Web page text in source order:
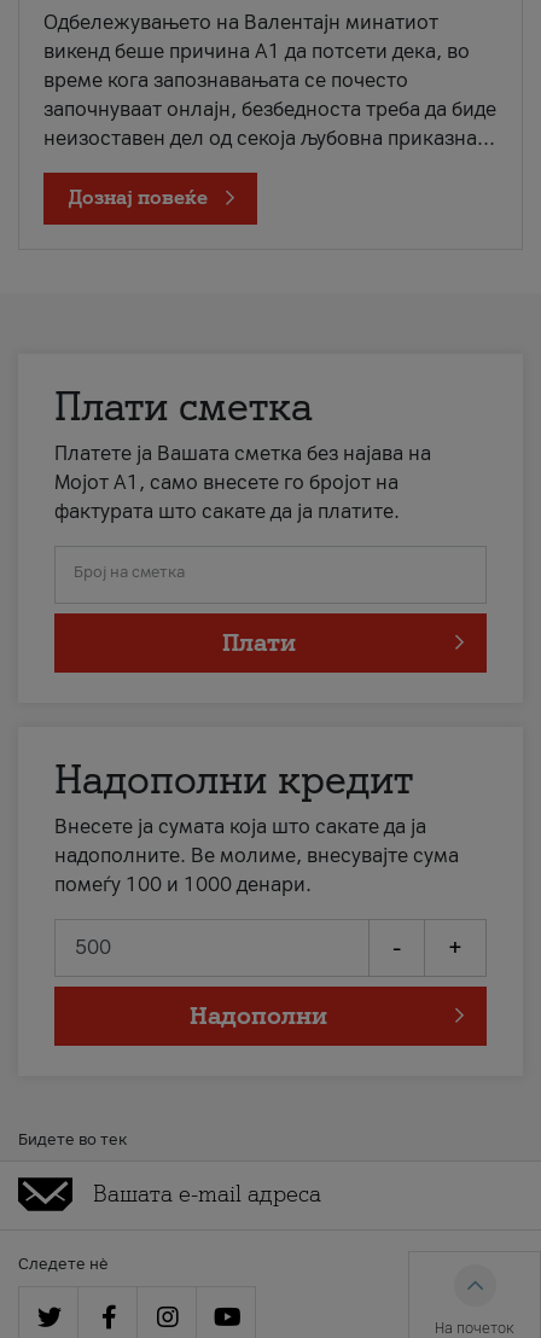
Одбележувањето на Валентајн минатиот
викенд беше причина А1 да потсети дека, во
време кога запознавањата се почесто
започнуваат онлајн, безбедноста треба да биде
неизоставен дел од секоја љубовна приказна...
Дознај повеќе
Плати сметка
Платете ја Вашата сметка без најава на
Мојот А1, само внесете го бројот на
фактурата што сакате да ја платите.
Број на сметка
Плати
Надополни кредит
Внесете ја сумата која што сакате да ја
надополните. Ве молиме, внесувајте сума
помеѓу 100 и 1000 денари.
- +
Надополни
Бидете во тек
Следете нè
На почеток